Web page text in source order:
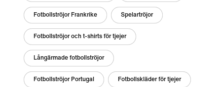
Fotbollströjor Frankrike Spelartröjor
Fotbollströjor och t-shirts för tjejer
Långärmade fotbollströjor
Fotbollströjor Portugal Fotbollskläder för tjejer